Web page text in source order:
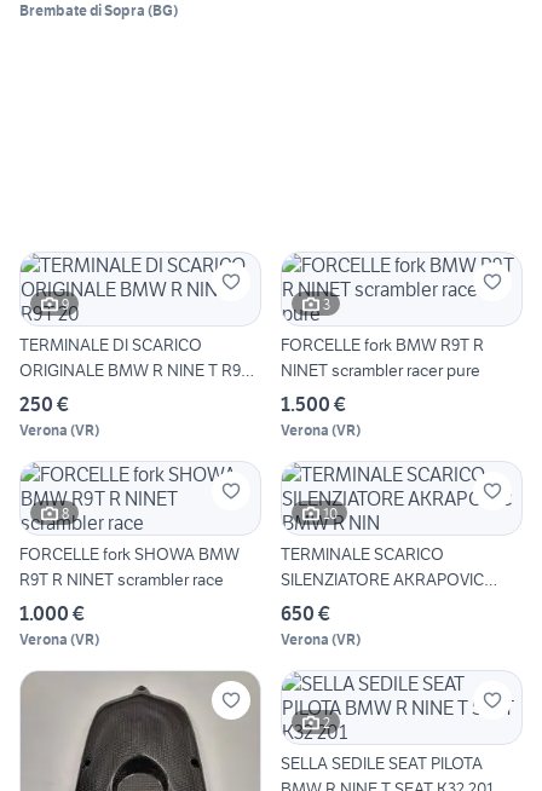
Brembate di Sopra (BG)
9
TERMINALE DI SCARICO
ORIGINALE BMW R NINE T R9T
20
250 €
Verona (VR)
3
FORCELLE fork BMW R9T R
NINET scrambler racer pure
1.500 €
Verona (VR)
8
FORCELLE fork SHOWA BMW
R9T R NINET scrambler race
1.000 €
Verona (VR)
10
TERMINALE SCARICO
SILENZIATORE AKRAPOVIC
BMW R NIN
650 €
Verona (VR)
2
SELLA SEDILE SEAT PILOTA